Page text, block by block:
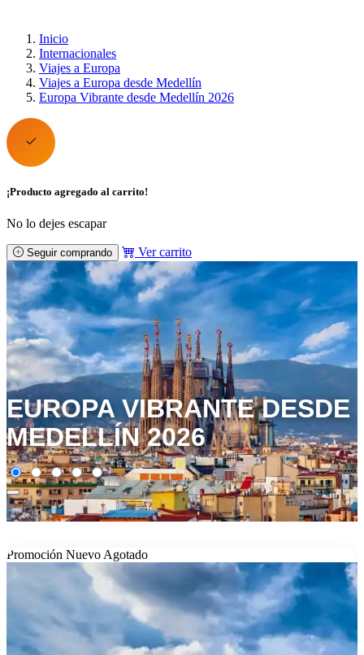
Inicio
Internacionales
Viajes a Europa
Viajes a Europa desde Medellín
Europa Vibrante desde Medellín 2026
¡Producto agregado al carrito!
No lo dejes escapar
Seguir comprando Ver carrito
EUROPA VIBRANTE DESDE
MEDELLÍN 2026
Promoción Nuevo Agotado